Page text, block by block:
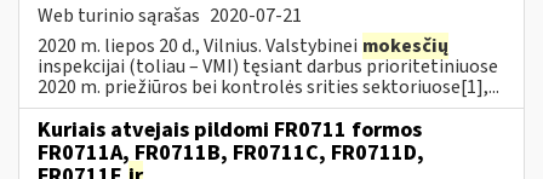
Web turinio sąrašas 2020-07-21
2020 m. liepos 20 d., Vilnius. Valstybinei mokesčių
inspekcijai (toliau – VMI) tęsiant darbus prioritetiniuose
2020 m. priežiūros bei kontrolės srities sektoriuose[1],...
Kuriais atvejais pildomi FR0711 formos
FR0711A, FR0711B, FR0711C, FR0711D,